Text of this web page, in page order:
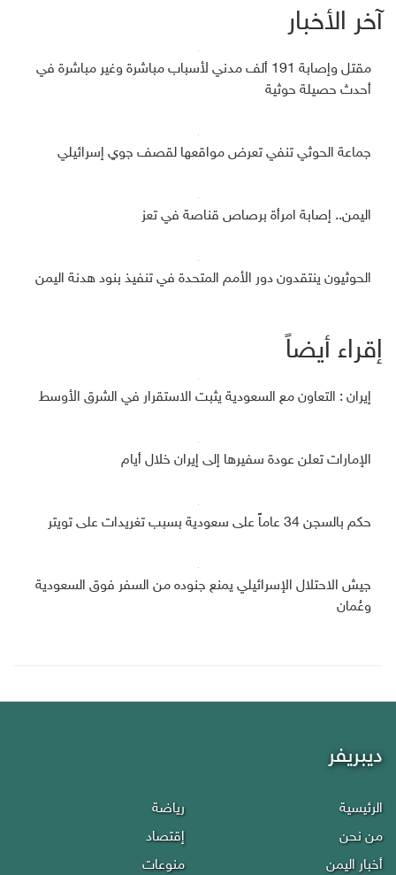
آخر الأخبار
مقتل وإصابة 191 ألف مدني لأسباب مباشرة وغير مباشرة في
أحدث حصيلة حوثية
جماعة الحوثي تنفي تعرض مواقعها لقصف جوي إسرائيلي
اليمن.. إصابة امرأة برصاص قناصة في تعز
الحوثيون ينتقدون دور الأمم المتحدة في تنفيذ بنود هدنة اليمن
إقراء أيضاً
إيران : التعاون مع السعودية يثبت الاستقرار في الشرق الأوسط
الإمارات تعلن عودة سفيرها إلى إيران خلال أيام
حكم بالسجن 34 عاماً على سعودية بسبب تغريدات على تويتر
جيش الاحتلال الإسرائيلي يمنع جنوده من السفر فوق السعودية
وعُمان
ديبريفر
الرئيسية
من نحن
أخبار اليمن
رياضة
إقتصاد
منوعات